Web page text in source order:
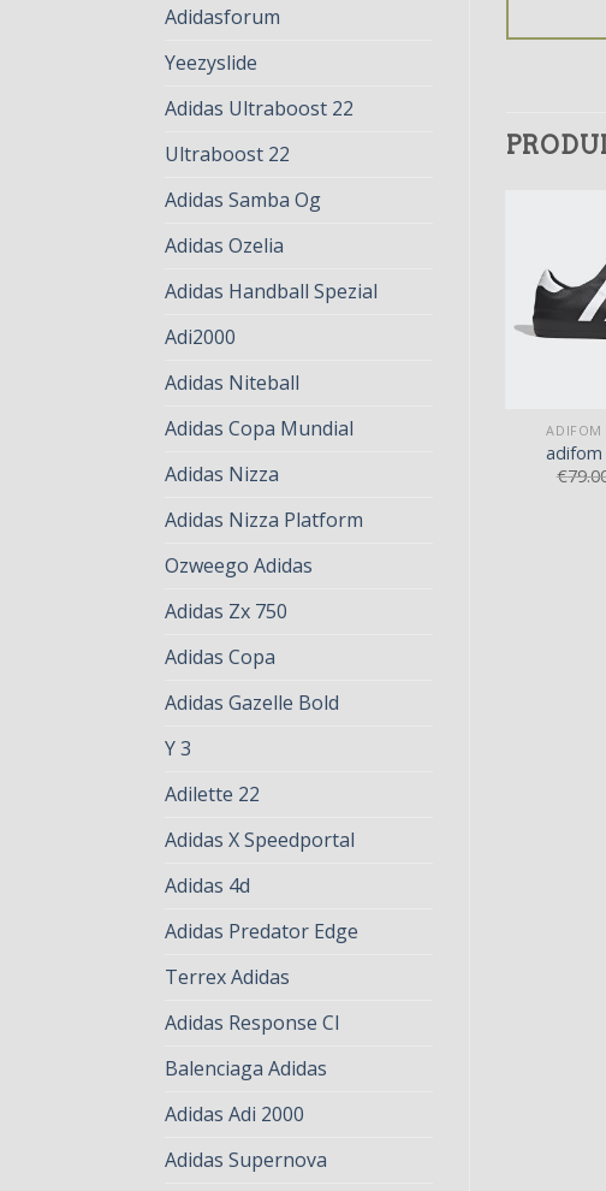
Adidasforum
Yeezyslide
Adidas Ultraboost 22
Ultraboost 22
Adidas Samba Og
Adidas Ozelia
Adidas Handball Spezial
Adi2000
Adidas Niteball
Adidas Copa Mundial
Adidas Nizza
Adidas Nizza Platform
Ozweego Adidas
Adidas Zx 750
Adidas Copa
Adidas Gazelle Bold
Y 3
Adilette 22
Adidas X Speedportal
Adidas 4d
Adidas Predator Edge
Terrex Adidas
Adidas Response Cl
Balenciaga Adidas
Adidas Adi 2000
Adidas Supernova
ADIFOM
€
ADIFOM SUPERSTAR
58.00
ADIFOM SUPERSTAR